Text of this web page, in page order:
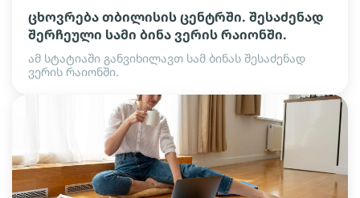
ცხოვრება თბილისის ცენტრში. შესაძენად
შერჩეული სამი ბინა ვერის რაიონში.
ამ სტატიაში განვიხილავთ სამ ბინას შესაძენად
ვერის რაიონში.